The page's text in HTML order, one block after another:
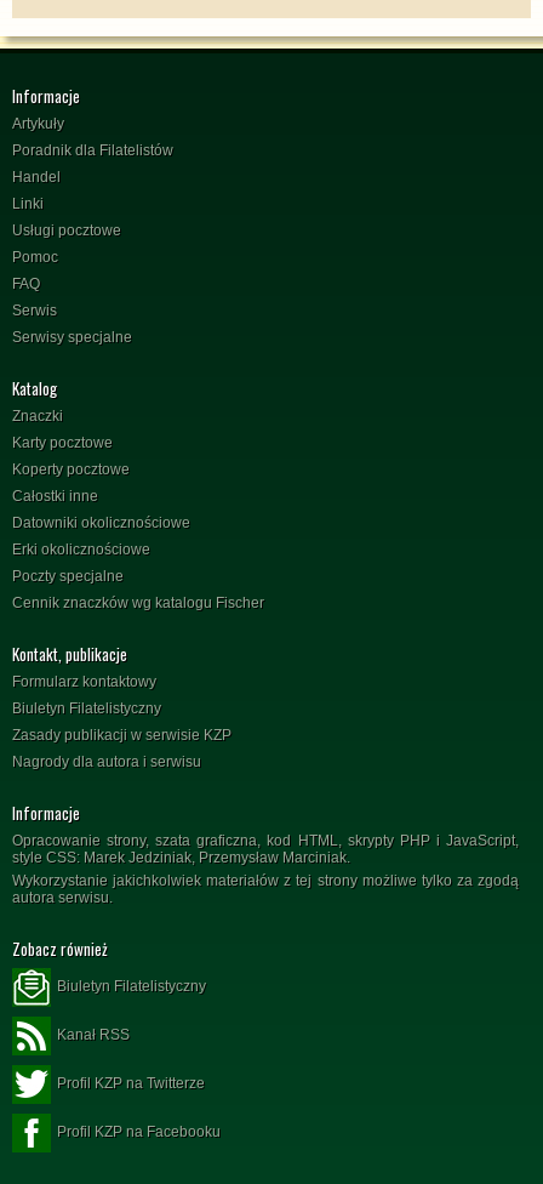
Informacje
Artykuły
Poradnik dla Filatelistów
Handel
Linki
Usługi pocztowe
Pomoc
FAQ
Serwis
Serwisy specjalne
Katalog
Znaczki
Karty pocztowe
Koperty pocztowe
Całostki inne
Datowniki okolicznościowe
Erki okolicznościowe
Poczty specjalne
Cennik znaczków wg katalogu Fischer
Kontakt, publikacje
Formularz kontaktowy
Biuletyn Filatelistyczny
Zasady publikacji w serwisie KZP
Nagrody dla autora i serwisu
Informacje
Opracowanie strony, szata graficzna, kod HTML, skrypty PHP i JavaScript,
style CSS: Marek Jedziniak, Przemysław Marciniak.
Wykorzystanie jakichkolwiek materiałów z tej strony możliwe tylko za zgodą
autora serwisu.
Zobacz również
Biuletyn Filatelistyczny
Kanał RSS
Profil KZP na Twitterze
Profil KZP na Facebooku